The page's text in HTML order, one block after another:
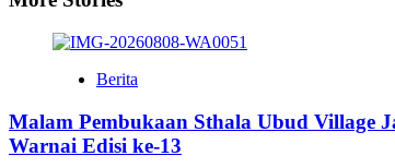
Berita
Malam Pembukaan Sthala Ubud Village
Warnai Edisi ke-13